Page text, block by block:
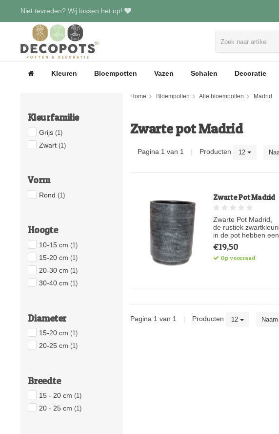
Niet tevreden? Wij lossen het op!
Kleuren Bloempotten Vazen Schalen Decoratie
Kleurfamilie
Grijs (1)
Zwart (1)
Vorm
Rond (1)
Hoogte
10-15 cm (1)
15-20 cm (1)
20-30 cm (1)
30-40 cm (1)
Diameter
15-20 cm (1)
20-25 cm (1)
Breedte
15 - 20 cm (1)
20 - 25 cm (1)
Home Bloempotten Alle bloempotten Madrid
Zwarte pot Madrid
Pagina 1 van 1 | Producten 12
Zwarte Pot Madrid
Zwarte Pot Madrid,
de rustiek
in de pot hebben
€19,50
Op voorraad
Pagina 1 van 1 | Producten 12